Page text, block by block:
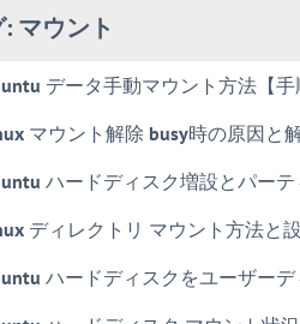
: マウント
データ手動マウント方法【手
マウント解除 busy時の原因と
ハードディスク増設とパーテ
ディレクトリ マウント方法と
ハードディスクをユーザー